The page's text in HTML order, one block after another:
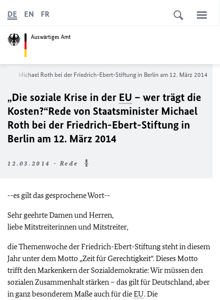
Auswärtiges Amt
DE EN FR
Michael Roth bei der Friedrich-Ebert-Stiftung in Berlin am 12. März 2014
„Die soziale Krise in der EU – wer trägt die
Kosten?“Rede von Staatsminister Michael
Roth bei der Friedrich-Ebert-Stiftung in
Berlin am 12. März 2014
12.03.2014 - Rede
--es gilt das gesprochene Wort--
Sehr geehrte Damen und Herren,
liebe Mitstreiterinnen und Mitstreiter,
die Themenwoche der Friedrich-Ebert-Stiftung steht in diesem
Jahr unter dem Motto „Zeit für Gerechtigkeit“. Dieses Motto
trifft den Markenkern der Sozialdemokratie: Wir müssen den
sozialen Zusammenhalt stärken – das gilt für Deutschland, aber
in ganz besonderem Maße auch für dieEU. Die